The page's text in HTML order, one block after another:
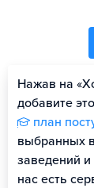
Нажав на
добавите
план
выбранных
заведений
нас есть